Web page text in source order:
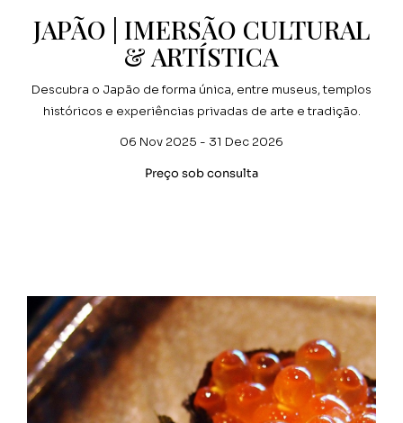
JAPÃO | IMERSÃO CULTURAL
& ARTÍSTICA
Descubra o Japão de forma única, entre museus, templos
históricos e experiências privadas de arte e tradição.
06 Nov 2025 - 31 Dec 2026
Preço sob consulta